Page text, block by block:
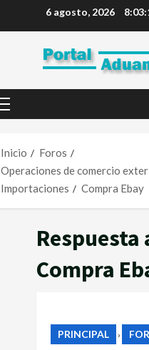
6 agosto, 2026
Inicio
Foros
Operaciones de comercio
Importaciones
Compra Ebay
Respuesta
Compra
PRINCIPAL ›